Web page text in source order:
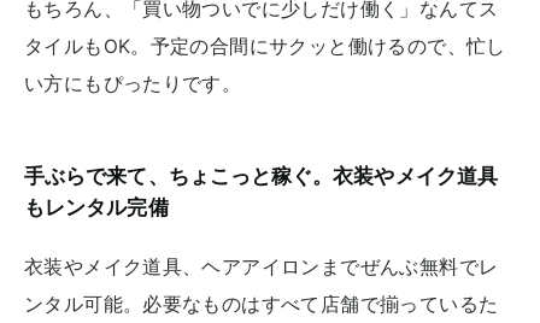
もちろん、「買い物ついでに少しだけ働く」なんてス
タイルもOK。予定の合間にサクッと働けるので、忙し
い方にもぴったりです。
手ぶらで来て、ちょこっと稼ぐ。衣装やメイク道具
もレンタル完備
衣装やメイク道具、ヘアアイロンまでぜんぶ無料でレ
ンタル可能。必要なものはすべて店舗で揃っているた